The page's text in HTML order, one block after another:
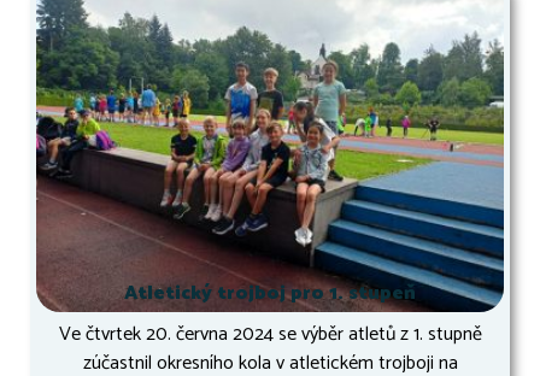
Atletický trojboj pro 1. stupeň
Ve čtvrtek 20. června 2024 se výběr atletů z 1. stupně
zúčastnil okresního kola v atletickém trojboji na